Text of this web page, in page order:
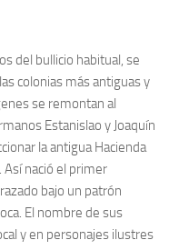
del bullicio habitual, se
colonias más antiguas y
se remontan al
Estanislao y Joaquín
la antigua Hacienda
Así nació el primer
bajo un patrón
El nombre de sus
y en personajes ilustres